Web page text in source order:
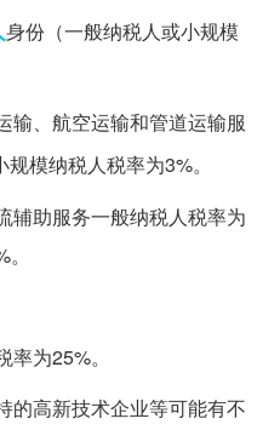
身份（一般纳税人或小规模
输、航空运输和管道运输服
规模纳税人税率为3%。
辅助服务一般纳税人税率为
为25%。
的高新技术企业等可能有不